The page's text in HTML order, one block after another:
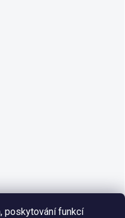
poskytování funkcí